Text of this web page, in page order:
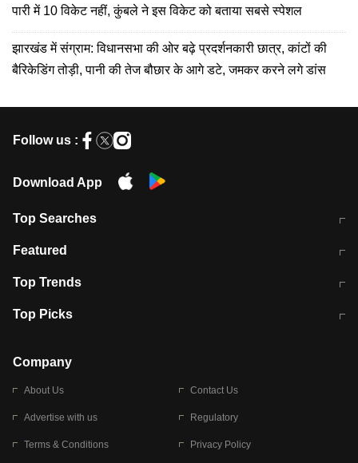
पारी में 10 विकेट नहीं, कुंबले ने इस विकेट को बताया सबसे स्पेशल
झारखंड में संग्राम: विधानसभा की ओर बढ़े प्रदर्शनकारी छात्र, कांटों की
बैरिकेडिंग तोड़ी, पानी की तेज बौछार के आगे डटे, जमकर करने लगे डांस
Follow us :
Download App
Top Searches
मुंबई में लगे 'जेन जी' के पोस्टर, लिखा- 'मैं
Featured
10 अगस्त को विधानसभा का घेराव करेंगे
Top Trends
RBI का नया नियम: अब बैंकों को अपनी सभी
Top Picks
बारिश की चेतावनी
Company
About Us Contact Us
Advertise with us Regulatory
Terms & Conditions Privacy Policy